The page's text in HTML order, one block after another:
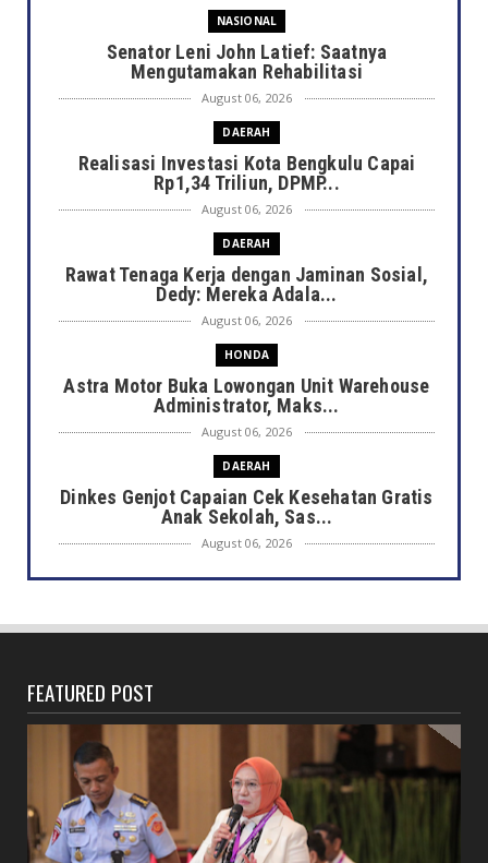
NASIONAL
Senator Leni John Latief: Saatnya
Mengutamakan Rehabilitasi
August 06, 2026
DAERAH
Realisasi Investasi Kota Bengkulu Capai
Rp1,34 Triliun, DPMP...
August 06, 2026
DAERAH
Rawat Tenaga Kerja dengan Jaminan Sosial,
Dedy: Mereka Adala...
August 06, 2026
HONDA
Astra Motor Buka Lowongan Unit Warehouse
Administrator, Maks...
August 06, 2026
DAERAH
Dinkes Genjot Capaian Cek Kesehatan Gratis
Anak Sekolah, Sas...
August 06, 2026
DAERAH
Dedy Tinjau Cek Keseh...
Lebih Pasti dengan Kampas Rem Asli Honda,
Pengereman Maksima...
August 06, 2026
HOTEL MERCURE
Mercure Bengkulu Hadirkan Staycation
Ramah Keluarga, Tamu Da...
FEATURED POST